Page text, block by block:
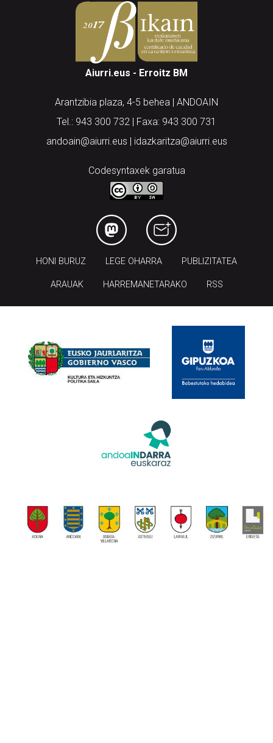
Aiurri.eus - Erroitz BM
Arantzibia plaza, 4-5 behea | ANDOAIN
Tel.: 943 300 732 | Faxa: 943 300 731
andoain@aiurri.eus | idazkaritza@aiurri.eus
Codesyntaxek garatua
HONI BURUZ LEGE OHARRA PUBLIZITATEA
ARAUAK HARREMANETARAKO RSS